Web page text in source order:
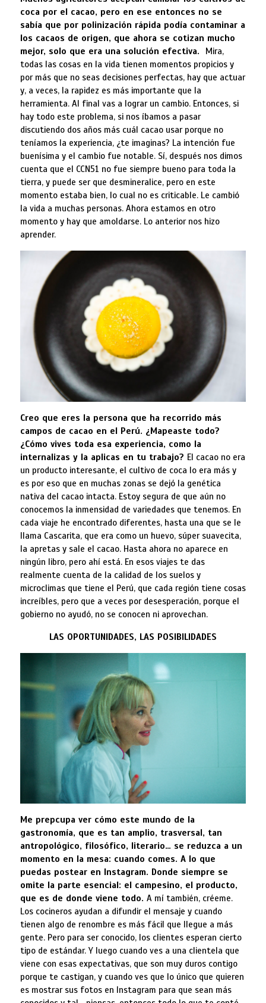
coca por el cacao, pero en ese entonces no se
sabía que por polinización rápida podía contaminar a
los cacaos de origen, que ahora se cotizan mucho
mejor, solo que era una solución efectiva.
Mira,
todas las cosas en la vida tienen momentos propicios y
por más que no seas decisiones perfectas, hay que actuar
y, a veces, la rapidez es más importante que la
herramienta. Al final vas a lograr un cambio. Entonces, si
hay todo este problema, si nos íbamos a pasar
discutiendo dos años más cuál cacao usar porque no
teníamos la experiencia, ¿te imaginas? La intención fue
buenísima y el cambio fue notable. Sí, después nos dimos
cuenta que el CCN51 no fue siempre bueno para toda la
tierra, y puede ser que desmineralice, pero en este
momento estaba bien, lo cual no es criticable. Le cambió
la vida a muchas personas. Ahora estamos en otro
momento y hay que amoldarse. Lo anterior nos hizo
aprender.
Creo que eres la persona que ha recorrido más
campos de cacao en el Perú. ¿Mapeaste todo?
¿Cómo vives toda esa experiencia, como la
internalizas y la aplicas en tu trabajo? El cacao no era
un producto interesante, el cultivo de coca lo era más y
es por eso que en muchas zonas se dejó la genética
nativa del cacao intacta. Estoy segura de que aún no
conocemos la inmensidad de variedades que tenemos. En
cada viaje he encontrado diferentes, hasta una que se le
llama Cascarita, que era como un huevo, súper suavecita,
la apretas y sale el cacao. Hasta ahora no aparece en
ningún libro, pero ahí está. En esos viajes te das
realmente cuenta de la calidad de los suelos y
microclimas que tiene el Perú, que cada región tiene cosas
increíbles, pero que a veces por desesperación, porque el
gobierno no ayudó, no se conocen ni aprovechan.
LAS OPORTUNIDADES, LAS POSIBILIDADES
Me prepcupa ver cómo este mundo de la
gastronomía, que es tan amplio, trasversal, tan
antropológico, filosófico, literario… se reduzca a un
momento en la mesa: cuando comes. A lo que
puedas postear en Instagram. Donde siempre se
omite la parte esencial: el campesino, el producto,
que es de donde viene todo. A mí también, créeme.
Los cocineros ayudan a difundir el mensaje y cuando
tienen algo de renombre es más fácil que llegue a más
gente. Pero para ser conocido, los clientes esperan cierto
tipo de estándar. Y luego cuando ves a una clientela que
viene con esas expectativas, que son muy duros contigo
porque te castigan, y cuando ves que lo único que quieren
es mostrar sus fotos en Instagram para que sean más